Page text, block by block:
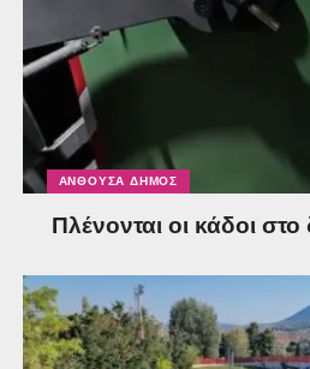
ΑΝΘΟΎΣΑ ΔΉΜΟΣ
Πλένονται οι κάδοι